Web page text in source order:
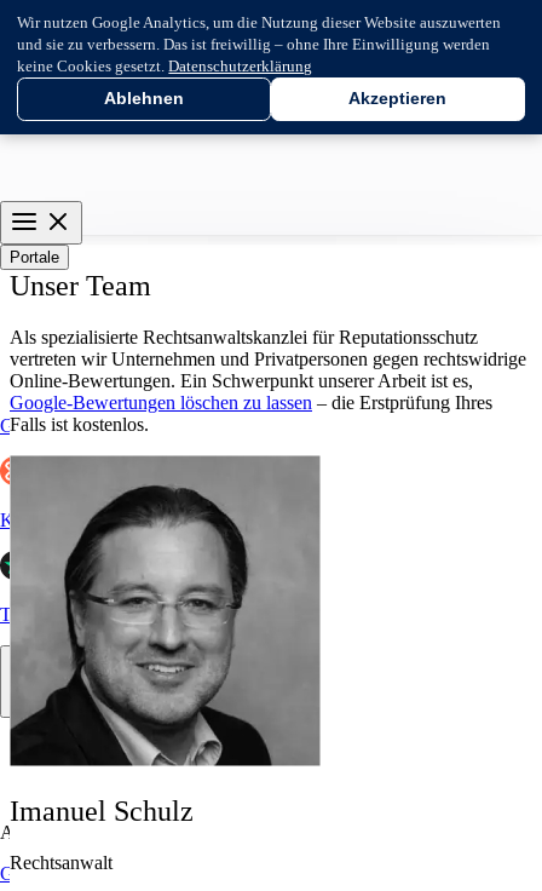
Wir nutzen Google Analytics, um die Nutzung dieser Website auszuwerten
und sie zu verbessern. Das ist freiwillig – ohne Ihre Einwilligung werden
keine Cookies gesetzt.Datenschutzerklärung
Ablehnen Akzeptieren
Portale
Google
Kununu
Trustpilot
Allgemein
Google
Unser Team
Als spezialisierte Rechtsanwaltskanzlei für Reputationsschutz
vertreten wir Unternehmen und Privatpersonen gegen rechtswidrige
Online-Bewertungen. Ein Schwerpunkt unserer Arbeit ist es,
Google-Bewertungen löschen zu lassen – die Erstprüfung Ihres
Falls ist kostenlos.
Imanuel Schulz
Rechtsanwalt